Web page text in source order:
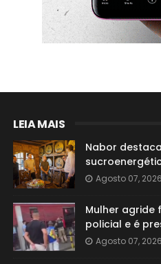
LEIA MAIS
Nabor
Agosto 07, 2026
Mulher agride
policial e é
Agosto 07, 2026